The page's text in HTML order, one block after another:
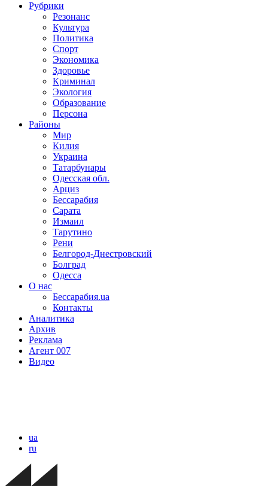
Рубрики
Резонанс
Культура
Политика
Спорт
Экономика
Здоровье
Криминал
Экология
Образование
Персона
Районы
Мир
Килия
Украина
Татарбунары
Одесская обл.
Арциз
Бессарабия
Сарата
Измаил
Тарутино
Рени
Белгород-Днестровский
Болград
Одесса
О нас
Бессарабия.ua
Контакты
Аналитика
Архив
Реклама
Агент 007
Видео
ua
ru